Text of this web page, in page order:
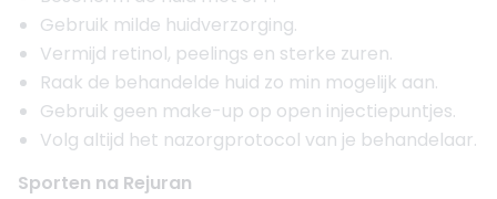
Gebruik milde huidverzorging.
Vermijd retinol, peelings en sterke zuren.
Raak de behandelde huid zo min mogelijk aan.
Gebruik geen make-up op open injectiepuntjes.
Volg altijd het nazorgprotocol van je behandelaar.
Sporten na Rejuran